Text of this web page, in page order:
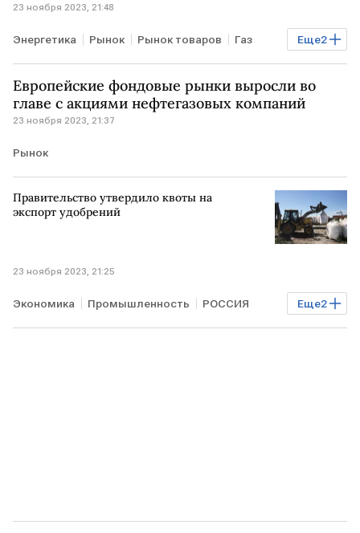
23 ноября 2023, 21:48
Еще2
Энергетика Рынок Рынок товаров Газ
ЕВРОПА Биржа ICE
Европейские фондовые рынки выросли во
главе с акциями нефтегазовых компаний
23 ноября 2023, 21:37
Рынок
Правительство утвердило квоты на
экспорт удобрений
23 ноября 2023, 21:25
Еще2
Экономика Промышленность РОССИЯ
экспорт удобрений квоты